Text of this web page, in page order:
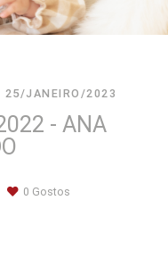
25/JANEIRO/2023
- ANA
0 Gostos